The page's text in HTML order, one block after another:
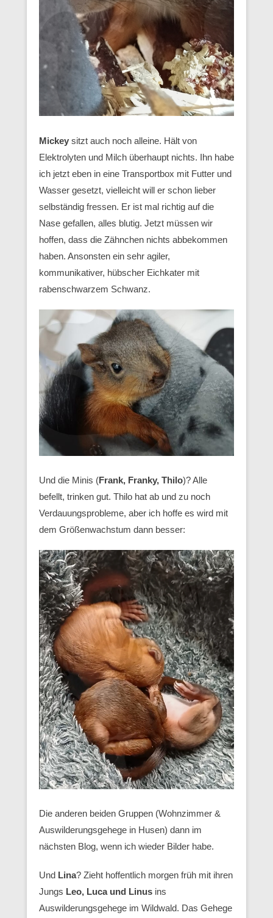
Mickey sitzt auch noch alleine. Hält von
Elektrolyten und Milch überhaupt nichts. Ihn habe
ich jetzt eben in eine Transportbox mit Futter und
Wasser gesetzt, vielleicht will er schon lieber
selbständig fressen. Er ist mal richtig auf die
Nase gefallen, alles blutig. Jetzt müssen wir
hoffen, dass die Zähnchen nichts abbekommen
haben. Ansonsten ein sehr agiler,
kommunikativer, hübscher Eichkater mit
rabenschwarzem Schwanz.
Und die Minis (Frank, Franky, Thilo)? Alle
befellt, trinken gut. Thilo hat ab und zu noch
Verdauungsprobleme, aber ich hoffe es wird mit
dem Größenwachstum dann besser:
Die anderen beiden Gruppen (Wohnzimmer &
Auswilderungsgehege in Husen) dann im
nächsten Blog, wenn ich wieder Bilder habe.
Und Lina? Zieht hoffentlich morgen früh mit ihren
Jungs Leo, Luca und Linus ins
Auswilderungsgehege im Wildwald. Das Gehege